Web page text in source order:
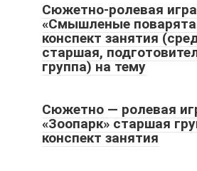
Сюжетно-ролевая
«Смышленые
конспект занятия
старшая,
группа) на тему
Сюжетно — ролевая
«Зоопарк» старшая
конспект занятия